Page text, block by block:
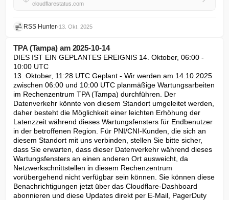
cloudflarestatus.com
RSS Hunter•13. Okt. 2025
TPA (Tampa) am 2025-10-14
DIES IST EIN GEPLANTES EREIGNIS 14. Oktober, 06:00 -
10:00 UTC
13. Oktober, 11:28 UTC Geplant - Wir werden am 14.10.2025
zwischen 06:00 und 10:00 UTC planmäßige Wartungsarbeiten
im Rechenzentrum TPA (Tampa) durchführen. Der
Datenverkehr könnte von diesem Standort umgeleitet werden,
daher besteht die Möglichkeit einer leichten Erhöhung der
Latenzzeit während dieses Wartungsfensters für Endbenutzer
in der betroffenen Region. Für PNI/CNI-Kunden, die sich an
diesem Standort mit uns verbinden, stellen Sie bitte sicher,
dass Sie erwarten, dass dieser Datenverkehr während dieses
Wartungsfensters an einen anderen Ort ausweicht, da
Netzwerkschnittstellen in diesem Rechenzentrum
vorübergehend nicht verfügbar sein können. Sie können diese
Benachrichtigungen jetzt über das Cloudflare-Dashboard
abonnieren und diese Updates direkt per E-Mail, PagerDuty